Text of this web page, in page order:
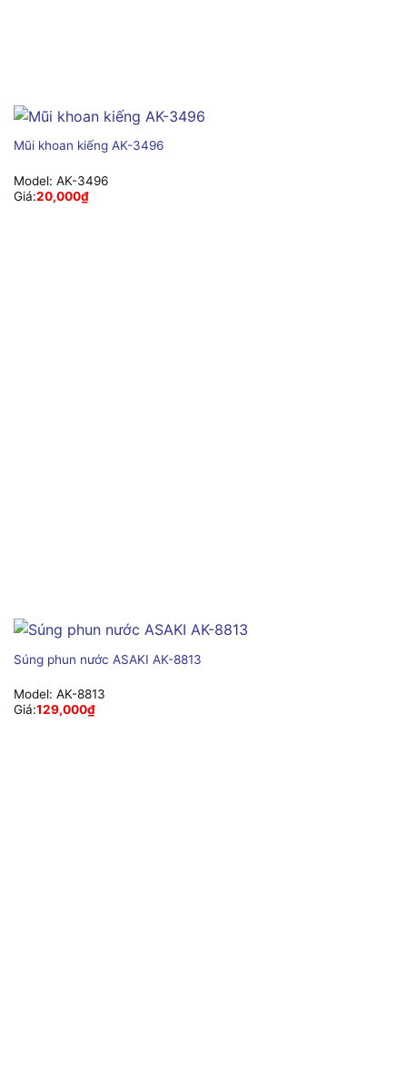
Mũi khoan kiếng AK-3496
Model: AK-3496
Giá:20,000₫
Súng phun nước ASAKI AK-8813
Model: AK-8813
Giá:129,000₫